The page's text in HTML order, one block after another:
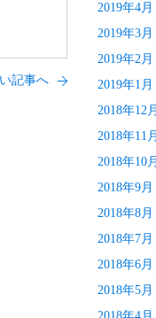
記事へ
2019年4月
2019年3月
2019年2月
2019年1月
2018年12月
2018年11月
2018年10月
2018年9月
2018年8月
2018年7月
2018年6月
2018年5月